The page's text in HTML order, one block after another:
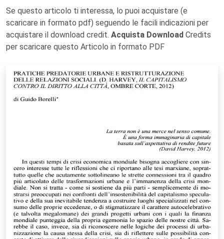
Se questo articolo ti interessa, lo puoi acquistare (e
scaricare in formato pdf) seguendo le facili indicazioni per
acquistare il download credit. Acquista Download Credits
per scaricare questo Articolo in formato PDF